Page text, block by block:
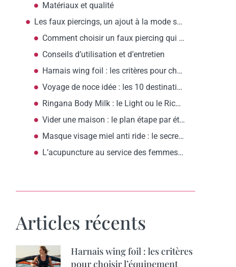
Matériaux et qualité
Les faux piercings, un ajout à la mode sans engagement
Comment choisir un faux piercing qui complète votre style
Conseils d’utilisation et d’entretien
Harnais wing foil : les critères pour choisir l’équipement adapté aux femmes
Voyage de noce idée : les 10 destinations romantiques selon votre budget
Ringana Body Milk : le Light ou le Rich, comment choisir?
Vider une maison : le plan étape par étape pour commencer ?
Masque visage miel anti ride : le secret d’une peau raffermie ?
L’acupuncture au service des femmes anxieuses : apaisement et sérénité assurés
Articles récents
Harnais wing foil : les critères
pour choisir l’équipement